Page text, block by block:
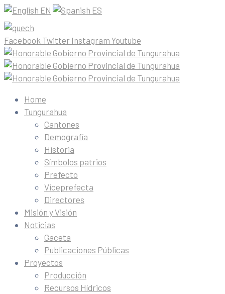
EN ES
Facebook Twitter Instagram Youtube
Home
Tungurahua
Cantones
Demografía
Historia
Símbolos patrios
Prefecto
Viceprefecta
Directores
Misión y Visión
Noticias
Gaceta
Publicaciones Públicas
Proyectos
Producción
Recursos Hídricos